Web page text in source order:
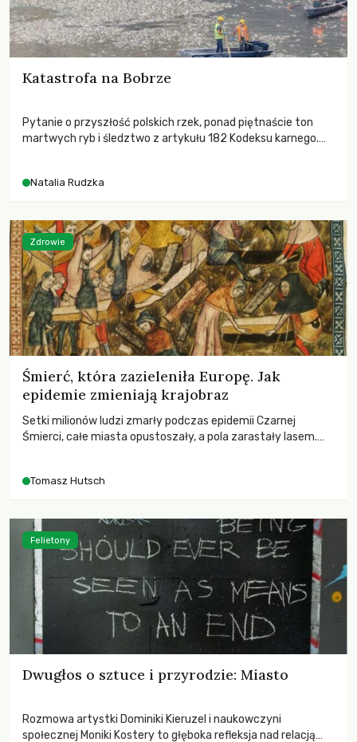
Katastrofa na Bobrze
Pytanie o przyszłość polskich rzek, ponad piętnaście ton
martwych ryb i śledztwo z artykułu 182 Kodeksu karnego.
zdarzeń prowadzących do biologicznej śmierci rzeki.
Natalia Rudzka
Śmierć, która zazieleniła Europę. Jak
epidemie zmieniają krajobraz
Setki milionów ludzi zmarły podczas epidemii Czarnej
Śmierci, całe miasta opustoszały, a pola zarastały lasem.
największych katastrof w swoich dziejach.
Tomasz Hutsch
Zdrowie
Dwugłos o sztuce i przyrodzie: Miasto
Rozmowa artystki Dominiki Kieruzel i naukowczyni
społecznej Moniki Kostery to głęboka refleksja nad relacją
Felietony